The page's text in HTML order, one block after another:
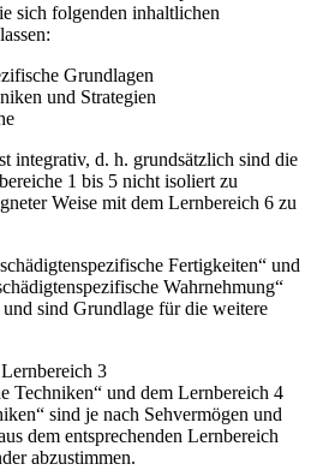
sich folgenden inhaltlichen
Grundlagen
und Strategien
integrativ, d. h. grundsätzlich sind die
1 bis 5 nicht isoliert zu
Weise mit dem Lernbereich 6 zu
Fertigkeiten“ und
Wahrnehmung“
sind Grundlage für die weitere
3
Techniken“ und dem Lernbereich 4
sind je nach Sehvermögen und
dem entsprechenden Lernbereich
abzustimmen.